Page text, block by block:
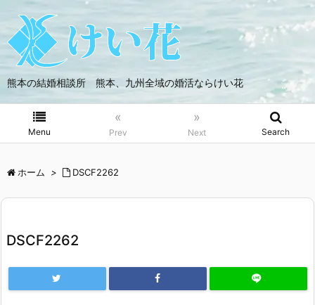
熊本の結婚相談所 熊本、九州全域の婚活ならけい花
Menu
«
Prev
»
Next Search
ホーム > DSCF2262
DSCF2262